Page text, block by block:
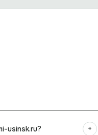
usinsk.ru? +